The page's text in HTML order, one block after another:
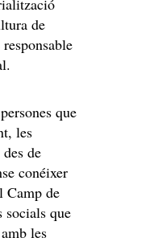
de
que
les
de
conéixer
Camp de
socials que
les